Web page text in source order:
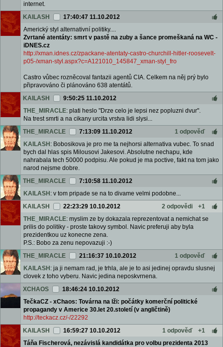
internet.
KAILASH
17:40:47 11.10.2012
Americký styl alternativní politiky....
Zvrtané atentáty: smrt v pastě na zuby a šance promeškaná na WC -
iDNES.cz
http://xman.idnes.cz/zpackane-atentaty-castro-churchill-hitler-roosevelt-
p05-/xman-styl.aspx?c=A121010_145847_xman-styl_fro
Castro vůbec rozněcoval fantazii agentů CIA. Celkem na něj prý bylo
připravováno či plánováno 638 atentátů.
KAILASH
9:50:25 11.10.2012
THE_MIRACLE: plati heslo "Drze celo je lepsi nez popluzni dvur".
Na trest smrti a na cikany urcita vrstva lidi slysi...
THE_MIRACLE
7:13:09 11.10.2012
1 odpověď
KAILASH : Bobosikova je pro me ta nejhorsi alternativa vubec. To snad
bych dal hlas spis Milousovi Jakesovi. Absolutne nechapu, kde
nahrabala tech 50000 podpisu. Ale pokud je ma poctive, fakt na tom jako
narod nejsme dobre.
THE_MIRACLE
7:10:58 11.10.2012
KAILASH : v tom pripade se na to divame velmi podobne...
KAILASH
22:23:29 10.10.2012 2 odpovědi
+1
THE_MIRACLE: myslim ze by dokazala reprezentovat a nemichat se
prilis do politiky - proste takovy symbol. Navic preferuji aby byla
prezidentkou uz konecne zena.
P.S.: Bobo za zenu nepovazuji :-)
THE_MIRACLE
21:16:37 10.10.2012
1 odpověď
KAILASH : ja ji nemam rad, je trhla, ale je to asi jedinej opravdu slusnej
clovek z toho vyberu. Navic jedina neposkvrnena.
XCHAOS
18:46:24 10.10.2012
TečkaCZ - xChaos: Továrna na lži: počátky komerční politické
propagandy v Americe 30.let 20.století (v angličtině)
http://teckacz.cz/-/22292
KAILASH
16:59:27 10.10.2012 1 odpověď
+1
Táňa Fischerová, nezávislá kandidátka pro volbu prezidenta 2013